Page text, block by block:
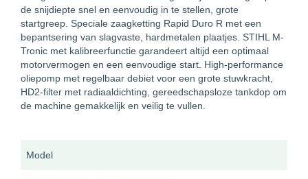
de snijdiepte snel en eenvoudig in te stellen, grote
startgreep. Speciale zaagketting Rapid Duro R met een
bepantsering van slagvaste, hardmetalen plaatjes. STIHL M-
Tronic met kalibreerfunctie garandeert altijd een optimaal
motorvermogen en een eenvoudige start. High-performance
oliepomp met regelbaar debiet voor een grote stuwkracht,
HD2-filter met radiaaldichting, gereedschapsloze tankdop om
de machine gemakkelijk en veilig te vullen.
Model